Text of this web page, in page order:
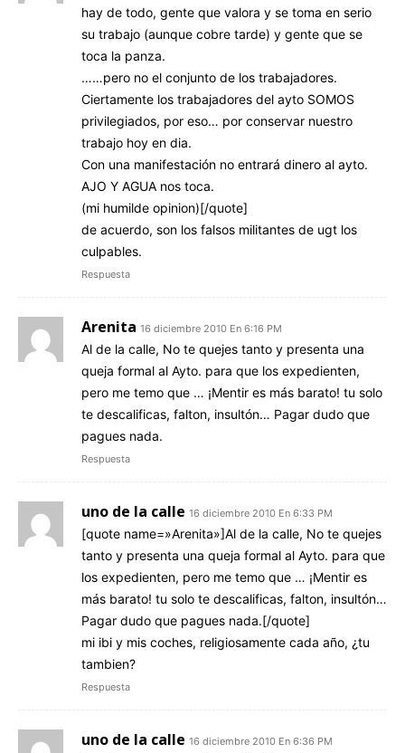
hay de todo, gente que valora y se toma en serio
su trabajo (aunque cobre tarde) y gente que se
toca la panza.
……pero no el conjunto de los trabajadores.
Ciertamente los trabajadores del ayto SOMOS
privilegiados, por eso… por conservar nuestro
trabajo hoy en dia.
Con una manifestación no entrará dinero al ayto.
AJO Y AGUA nos toca.
(mi humilde opinion)[/quote]
de acuerdo, son los falsos militantes de ugt los
culpables.
Respuesta
Arenita 16 diciembre 2010 En 6:16 PM
Al de la calle, No te quejes tanto y presenta una
queja formal al Ayto. para que los expedienten,
pero me temo que … ¡Mentir es más barato! tu solo
te descalificas, falton, insultón… Pagar dudo que
pagues nada.
Respuesta
uno de la calle 16 diciembre 2010 En 6:33 PM
[quote name=»Arenita»]Al de la calle, No te quejes
tanto y presenta una queja formal al Ayto. para que
los expedienten, pero me temo que … ¡Mentir es
más barato! tu solo te descalificas, falton, insultón…
Pagar dudo que pagues nada.[/quote]
mi ibi y mis coches, religiosamente cada año, ¿tu
tambien?
Respuesta
uno de la calle 16 diciembre 2010 En 6:36 PM